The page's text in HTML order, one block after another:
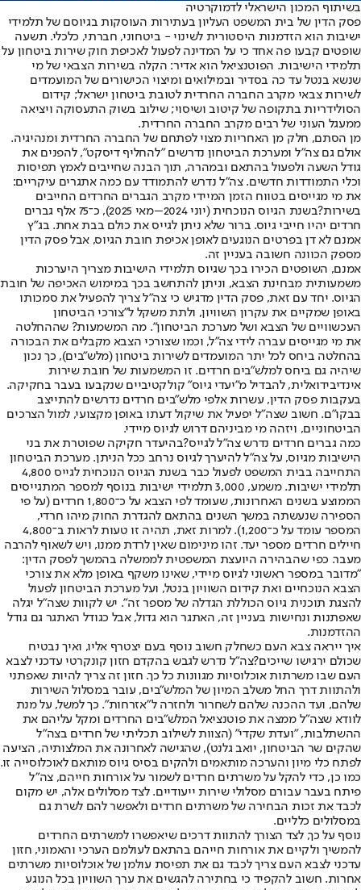
בשיתוף המכון הישראלי לדמוקרטיה
פסק הדין של בית המשפט העליון בעתירות העוסקות בגיוסם של תלמידי
ישיבות הוא הזדמנות היסטורית לשינוי - ביטחוני, חברתי, כלכלי. תשעה
שופטים קבעו פה אחד כי על המדינה לפעול לאכיפת חוק שירות ביטחון על
תלמידי הישיבות. הפוטנציאל הוא אדיר: הקלה בשירות הצבאי של מי
שנשא בנטל עד כה בסדיר ובמילואים ומיצוי הכישורים של המועמדים
לשירות צבאי מקרב החברה החרדית לטובת ביטחון ישראל; קידום
הסולידריות בתקופה של קיטוב ושיסוי; שילוב בשוק התעסוקה ויציאה
ממעגל העוני של רבים מקרב החברה החרדית.
מן הסתם, חלק מן האחריות מצוי לפתחם של החברה החרדית ומנהיגיה.
אולם גם צה"ל ומערכת הביטחון נדרשים "להחליף דיסקט", להפנים את
גודל השעה ולפעול בהתאם ובמהרה, תוך הבנה שחייבים לאמץ תפיסות
וכלי התמודדות חדשים. צה"ל נדרש להתמודד עם כמה אתגרים עיקריים:
את מי מגייסים בטווח הזמן המיידי מקרב הגברים החרדים החייבים
בשירות?
בשנת הגיוס הנוכחית (יוני 2024–מאי 2025), כ־75 אלף גברים
חרדים יהיו חייבי גיוס. ברור שלא ניתן לגייס את כולם בבת אחת. בג"ץ
אמנם לא דן בפרטים הנוגעים לאופן אכיפת חובת הגיוס, אבל פסק הדין
מספק הכוונה חשובה בעניין זה.
אמנם, השופטים הכירו בכך שגיוס תלמידי הישיבות מצריך היערכות
משמעותית מבחינת הצבא, וניתן להתחשב בכך במימוש האכיפה של חובת
הגיוס. יחד עם זאת, פסק הדין מדגיש כי צה"ל צריך להפעיל את סמכותו
באופן שמקיים את עקרון השוויון, ולתת משקל ל"צורכי הביטחון
העכשוויים של הצבא ושל מערכת הביטחון". מה המשמעות? שההחלטה
את מי מגייסים עברה לידי צה"ל, וכמו שצורכי הצבא מקבלים את הבכורה
בהחלטה ביחס לכל יתר המועמדים לשירות ביטחון (מלש"בים), כך נכון
שיהיה גם ביחס למלש"בים חרדים. זו המשמעות של חובת שירות
אינדיבידואלית, להבדיל מ"יעדי גיוס" קולקטיביים שנקבעו בעבר בחקיקה.
בעקבות פסק הדין, עשרות אלפי מלש"בים חרדים נדרשים להתייצב
בבקו"ם. חשוב שצה"ל יפעיל את שיקול דעתו באופן מקצועי, למול הצרכים
הביטחוניים, ויזהה מי מביניהם דרוש לגיוס מיידי.
כמה גברים חרדים נדרש צה"ל לגייס?בהיעדר חקיקה שפוטרת את בני
הישיבות מגיוס, על צה"ל להיערך לגיוס נרחב ככל הניתן. מערכת הביטחון
התחייבה בבית המשפט לפעול כבר בשנת הגיוס הנוכחית לגייס 4,800
תלמידי ישיבות. משמע, 3,000 תלמידי ישיבות בנוסף למספר המתגייסים
הממוצע בשנים האחרונות, שעומד לפי הצבא על כ־1,800 חרדים (על פי
הספירה שנעשתה במשך השנים בהתאם להגדרת החוק מיהו חרדי,
המספר עומד על כ־1,200). למרות זאת, תהיה זו טעות לראות ב־4,800
חיילים חרדים מספר יעד. זהו מינימום שאין לרדת ממנו, ויש לשאוף להרבה
מעבר. כפי שהבהירה היועצת המשפטית לממשלה בהמשך לפסק הדין:
"מדובר במספר ראשוני לגיוס מיידי, שאינו משקף באופן מלא את צורכי
הצבא הנוכחיים ואת קידום השוויון בנטל, ועל מערכת הביטחון לפעול
להצגת תוכנית גיוס הכוללת הגדלה של מספר זה". יש לקוות שצה"ל יגלה
שאפתנות ונחישות בעניין זה, האתגר הוא גדול, אבל כגודל האתגר גם גודל
ההזדמנות.
איך ייראה צבא העם כשחלק חשוב נוסף בעם יצטרף אליו, ואיך נבטיח
שכולם ירגישו שייכים?צה"ל נדרש לגבש בהקדם חזון קונקרטי עדכני לצבא
העם שבו משרתות אוכלוסיות מגוונות כל כך. חזון זה צריך להיות שאפתני
ולהתוות דרך החל משלב המיון של המלש"בים, עובר במסלול השירות
שלהם, ועד ההכנה שלהם לשחרור ולחזרה ל"אזרחות". כך למשל, על מנת
לוודא שצה"ל ממצה את פוטנציאל המלש"בים החרדים ומקל עליהם את
ההשתלבות, "ועדת שקדי" (הצוות לשילוב תכליתי של חרדים בצה"ל
שהקים שר הביטחון, יואב גלנט), שהגישה לאחרונה את המלצותיה, הציעה
לפתח כלי מיון והערכה מותאמים ולהקים בסיס גיוס מותאם לאוכלוסייה זו.
כמו כן, כדי להקל על משרתים חרדים לשמור על אורחות חייהם, צה"ל
פיתח בעבר עבורם מסלולי שירות ייעודיים. לצד מסלולים אלה, יש מקום
לכבד את זכות הבחירה של משרתים חרדים ולאפשר להם לשרת גם
במסלולים כלליים.
נוסף על כך, לצד הצורך להתוות דרכים שיאפשרו למשרתים החרדים
להמשיך ולקיים את אורחות חייהם בהתאם לעולמם הערכי והאמוני, חזון
עדכני לצבא העם צריך לכבד גם את תפיסת עולמן של אוכלוסיות משרתים
אחרות. חשוב להקפיד כי בחתירה להגשים את ערך השוויון בכל הנוגע